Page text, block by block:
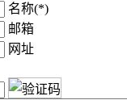
名称(*)
邮箱
网址